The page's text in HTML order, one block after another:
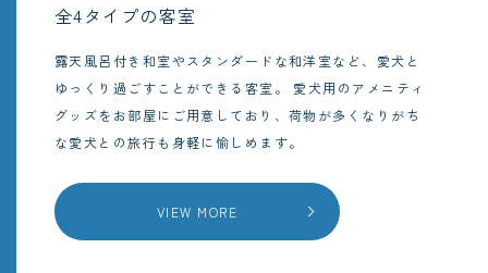
全4タイプの客室
露天風呂付き和室やスタンダードな和洋室など、愛犬と
ゆっくり過ごすことができる客室。
愛犬用のアメニティ
グッズをお部屋にご用意しており、荷物が多くなりがち
な愛犬との旅行も身軽に愉しめます。
VIEW MORE